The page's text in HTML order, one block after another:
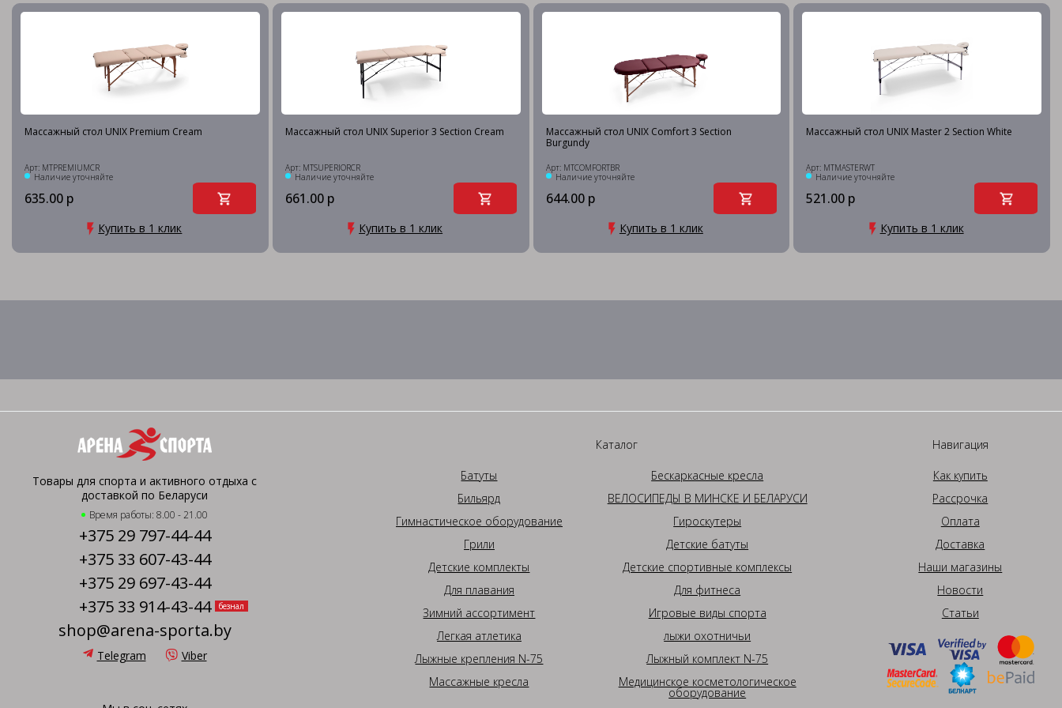
Массажный стол UNIX Premium Cream
Арт: MTPREMIUMCR
Наличие уточняйте
635.00 р
Купить в 1 клик
Массажный стол UNIX Superior 3 Section Cream
Арт: MTSUPERIORCR
Наличие уточняйте
661.00 р
Купить в 1 клик
Массажный стол UNIX Comfort 3 Section
Burgundy
Арт: MTCOMFORTBR
Наличие уточняйте
644.00 р
Купить в 1 клик
Массажный стол UNIX Master 2 Section White
Арт: MTMASTERWT
Наличие уточняйте
521.00 р
Купить в 1 клик
Товары для спорта и активного отдыха с
доставкой по Беларуси
Время работы: 8.00 - 21.00
+375 29 797-44-44
+375 33 607-43-44
+375 29 697-43-44
+375 33 914-43-44
безнал
shop@arena-sporta.by
Telegram Viber
Каталог
Батуты
Бескаркасные кресла
Бильярд
ВЕЛОСИПЕДЫ В МИНСКЕ И БЕЛАРУСИ
Гимнастическое оборудование
Гироскутеры
Грили
Детские батуты
Детские комплекты
Детские спортивные комплексы
Для плавания
Для фитнеса
Зимний ассортимент
Игровые виды спорта
Легкая атлетика
лыжи охотничьи
Лыжные крепления N-75
Лыжный комплект N-75
Массажные кресла
Медицинское косметологическое
оборудование
Навигация
Как купить
Рассрочка
Оплата
Доставка
Наши магазины
Новости
Статьи